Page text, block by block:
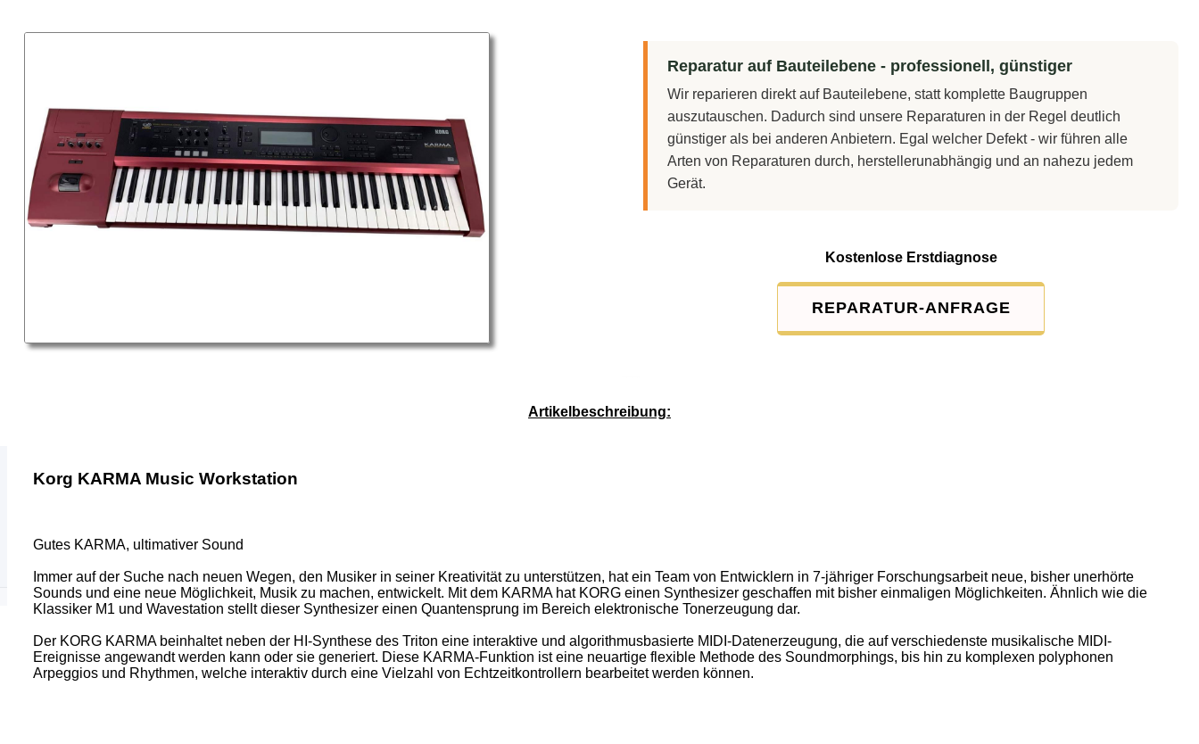
Reparatur auf Bauteilebene - professionell, günstiger
Wir reparieren direkt auf Bauteilebene, statt komplette Baugruppen
auszutauschen. Dadurch sind unsere Reparaturen in der Regel deutlich
günstiger als bei anderen Anbietern. Egal welcher Defekt - wir führen alle
Arten von Reparaturen durch, herstellerunabhängig und an nahezu jedem
Gerät.
Kostenlose Erstdiagnose
REPARATUR-ANFRAGE
Artikelbeschreibung:
Korg KARMA Music Workstation
Gutes KARMA, ultimativer Sound
Immer auf der Suche nach neuen Wegen, den Musiker in seiner Kreativität zu unterstützen, hat ein Team von Entwicklern in 7-jähriger Forschungsarbeit neue, bisher unerhörte
Sounds und eine neue Möglichkeit, Musik zu machen, entwickelt. Mit dem KARMA hat KORG einen Synthesizer geschaffen mit bisher einmaligen Möglichkeiten. Ähnlich wie die
Klassiker M1 und Wavestation stellt dieser Synthesizer einen Quantensprung im Bereich elektronische Tonerzeugung dar.
Der KORG KARMA beinhaltet neben der HI-Synthese des Triton eine interaktive und algorithmusbasierte MIDI-Datenerzeugung, die auf verschiedenste musikalische MIDI-
Ereignisse angewandt werden kann oder sie generiert. Diese KARMA-Funktion ist eine neuartige flexible Methode des Soundmorphings, bis hin zu komplexen polyphonen
Arpeggios und Rhythmen, welche interaktiv durch eine Vielzahl von Echtzeitkontrollern bearbeitet werden können.